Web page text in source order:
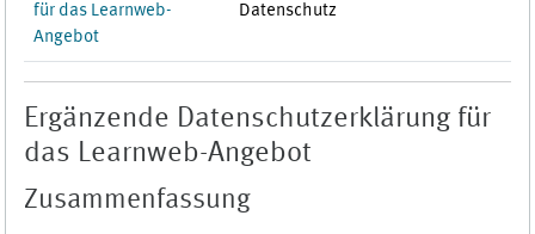
für das Learnweb-
Angebot
Datenschutz
Ergänzende Datenschutzerklärung für
das Learnweb-Angebot
Zusammenfassung